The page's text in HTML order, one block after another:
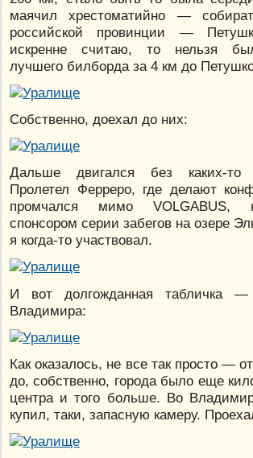
маячил хрестоматийно —
российской провинции —
искренне считаю, то нельзя
лучшего билборда за 4 км до
Собственно, доехал до них:
Дальше двигался без каких-то
Пролетел Ферреро, где делают
промчался мимо VOLGABUS,
спонсором серии забегов на озере
я когда-то участвовал.
И вот долгожданная табличка
Владимира:
Как оказалось, не все так просто —
до, собственно, города было еще
центра и того больше. Во
купил, таки, запасную камеру.